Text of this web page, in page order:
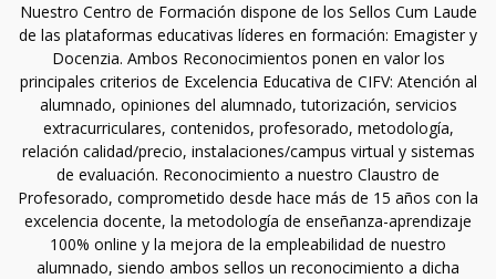
Nuestro Centro de Formación dispone de los Sellos Cum Laude
de las plataformas educativas líderes en formación: Emagister y
Docenzia. Ambos Reconocimientos ponen en valor los
principales criterios de Excelencia Educativa de CIFV: Atención al
alumnado, opiniones del alumnado, tutorización, servicios
extracurriculares, contenidos, profesorado, metodología,
relación calidad/precio, instalaciones/campus virtual y sistemas
de evaluación. Reconocimiento a nuestro Claustro de
Profesorado, comprometido desde hace más de 15 años con la
excelencia docente, la metodología de enseñanza-aprendizaje
100% online y la mejora de la empleabilidad de nuestro
alumnado, siendo ambos sellos un reconocimiento a dicha